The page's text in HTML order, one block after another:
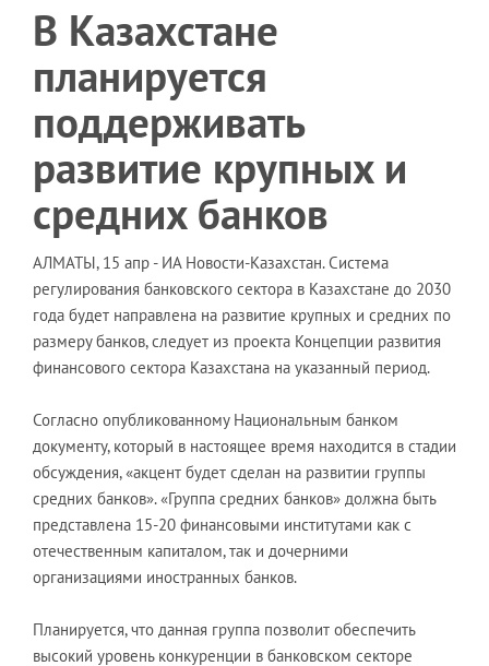
В Казахстане
планируется
поддерживать
развитие крупных и
средних банков
АЛМАТЫ, 15 апр - ИА Новости-Казахстан. Система
регулирования банковского сектора в Казахстане до 2030
года будет направлена на развитие крупных и средних по
размеру банков, следует из проекта Концепции развития
финансового сектора Казахстана на указанный период.
Согласно опубликованному Национальным банком
документу, который в настоящее время находится в стадии
обсуждения, «акцент будет сделан на развитии группы
средних банков». «Группа средних банков» должна быть
представлена 15-20 финансовыми институтами как с
отечественным капиталом, так и дочерними
организациями иностранных банков.
Планируется, что данная группа позволит обеспечить
высокий уровень конкуренции в банковском секторе